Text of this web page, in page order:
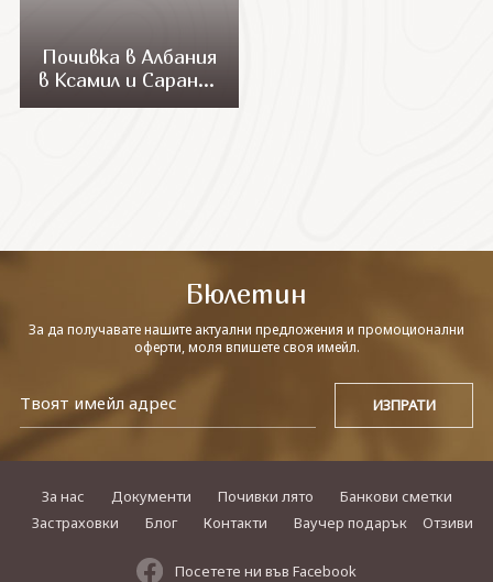
ЕКЗОТИКА
Почивка в Албания
в Ксамил и Саранда
- 7 нощувки със
Бюлетин
За да получавате нашите актуални предложения и промоционални
оферти, моля впишете своя имейл.
За нас Документи Почивки лято
Банкови сметки
Застраховки
Блог Контакти Ваучер подарък Отзиви
Посетете ни във Facebook